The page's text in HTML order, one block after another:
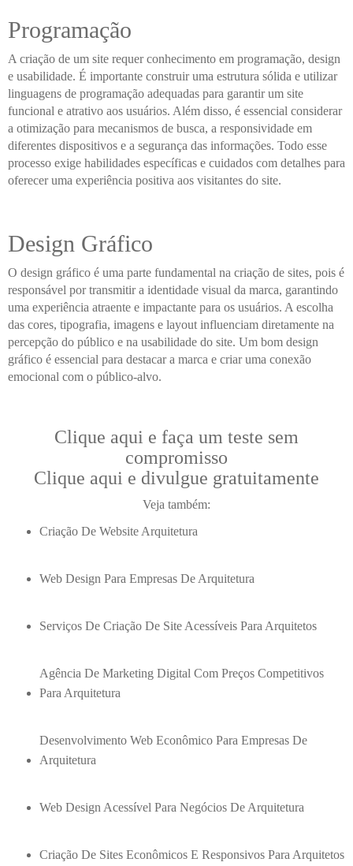
Programação
A criação de um site requer conhecimento em programação, design
e usabilidade. É importante construir uma estrutura sólida e utilizar
linguagens de programação adequadas para garantir um site
funcional e atrativo aos usuários. Além disso, é essencial considerar
a otimização para mecanismos de busca, a responsividade em
diferentes dispositivos e a segurança das informações. Todo esse
processo exige habilidades específicas e cuidados com detalhes para
oferecer uma experiência positiva aos visitantes do site.
Design Gráfico
O design gráfico é uma parte fundamental na criação de sites, pois é
responsável por transmitir a identidade visual da marca, garantindo
uma experiência atraente e impactante para os usuários. A escolha
das cores, tipografia, imagens e layout influenciam diretamente na
percepção do público e na usabilidade do site. Um bom design
gráfico é essencial para destacar a marca e criar uma conexão
emocional com o público-alvo.
Clique aqui e faça um teste sem
compromisso
Clique aqui e divulgue gratuitamente
Veja também:
Criação De Website Arquitetura
Web Design Para Empresas De Arquitetura
Serviços De Criação De Site Acessíveis Para Arquitetos
Agência De Marketing Digital Com Preços Competitivos
Para Arquitetura
Desenvolvimento Web Econômico Para Empresas De
Arquitetura
Web Design Acessível Para Negócios De Arquitetura
Criação De Sites Econômicos E Responsivos Para Arquitetos